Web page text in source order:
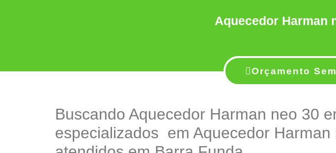
Aquecedor Harman
Orçamento
Buscando Aquecedor Harman neo 30
especializados em Aquecedor